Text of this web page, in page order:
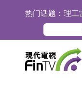
热门话题： 理工
海"
CPU
【
博腾
日韩
依米